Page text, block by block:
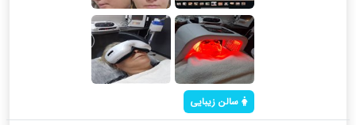
سالن زیبایی